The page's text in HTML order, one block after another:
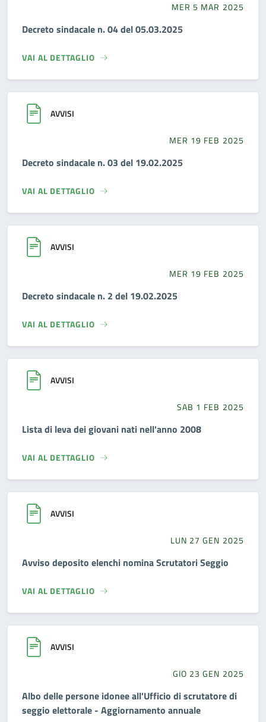
MER 5 MAR 2025
Decreto sindacale n. 04 del 05.03.2025
VAI AL DETTAGLIO
AVVISI
MER 19 FEB 2025
Decreto sindacale n. 03 del 19.02.2025
VAI AL DETTAGLIO
AVVISI
MER 19 FEB 2025
Decreto sindacale n. 2 del 19.02.2025
VAI AL DETTAGLIO
AVVISI
SAB 1 FEB 2025
Lista di leva dei giovani nati nell'anno 2008
VAI AL DETTAGLIO
AVVISI
LUN 27 GEN 2025
Avviso deposito elenchi nomina Scrutatori Seggio
VAI AL DETTAGLIO
AVVISI
GIO 23 GEN 2025
Albo delle persone idonee all'Ufficio di scrutatore di
seggio elettorale - Aggiornamento annuale